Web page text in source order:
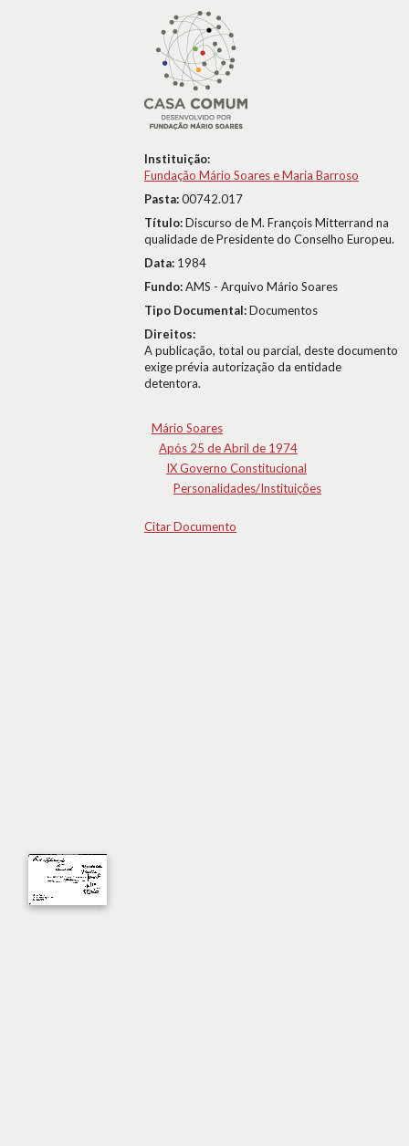
Instituição:
Fundação Mário Soares e Maria Barroso
Pasta:00742.017
Título:Discurso de M. François Mitterrand na
qualidade de Presidente do Conselho Europeu.
Data: 1984
Fundo:AMS - Arquivo Mário Soares
Tipo Documental:Documentos
Direitos:
A publicação, total ou parcial, deste documento
exige prévia autorização da entidade
detentora.
Mário Soares
Após 25 de Abril de 1974
IX Governo Constitucional
Personalidades/Instituições
Citar Documento